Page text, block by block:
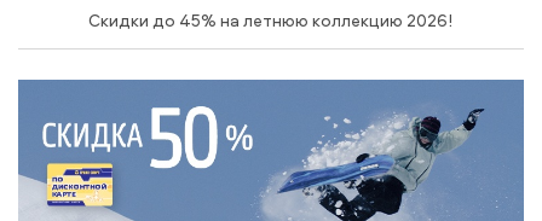
Скидки до 45% на летнюю коллекцию 2026!